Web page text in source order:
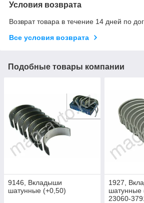
Условия возврата
Возврат товара в течение 14 дней по
Все условия возврата
Подобные товары компании
9146, Вкладыши
шатунные (+0,50)
1927,
шатунные
23060-